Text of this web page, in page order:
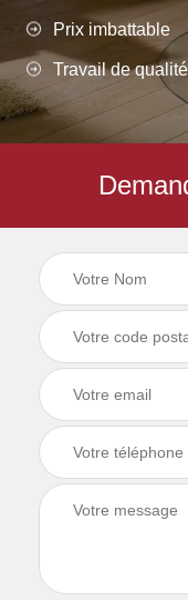
Prix imbattable
Travail de qualité